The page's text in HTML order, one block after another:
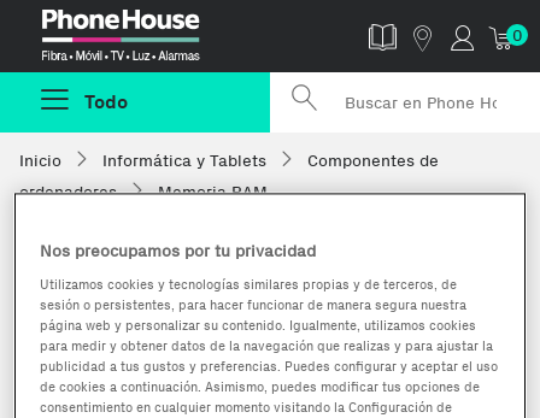
0
Todo
Inicio Informática y Tablets
Componentes de
ordenadores
Memoria RAM
Nos preocupamos por tu privacidad
Utilizamos cookies y tecnologías similares propias y de terceros, de
sesión o persistentes, para hacer funcionar de manera segura nuestra
página web y personalizar su contenido. Igualmente, utilizamos cookies
para medir y obtener datos de la navegación que realizas y para ajustar la
publicidad a tus gustos y preferencias. Puedes configurar y aceptar el uso
de cookies a continuación. Asimismo, puedes modificar tus opciones de
consentimiento en cualquier momento visitando la Configuración de